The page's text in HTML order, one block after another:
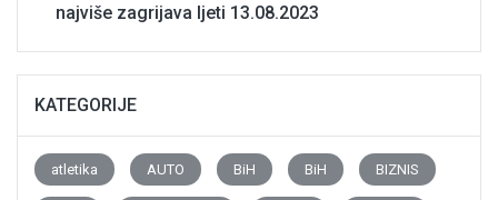
najviše zagrijava ljeti 13.08.2023
KATEGORIJE
atletika AUTO BiH BiH BIZNIS